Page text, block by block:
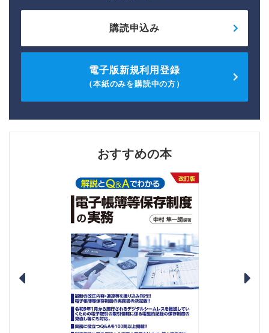
購読申込み
電子版新規利用登録
（本紙のみを購読中の方）
おすすめの本